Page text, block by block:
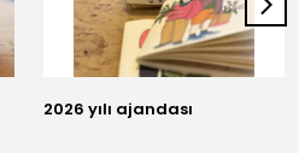
2026 yılı ajandası